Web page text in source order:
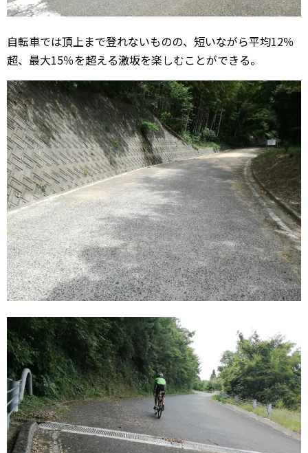
自転車では頂上まで登れないものの、短いながら平均12％
超、最大15％を超える激坂を楽しむことができる。